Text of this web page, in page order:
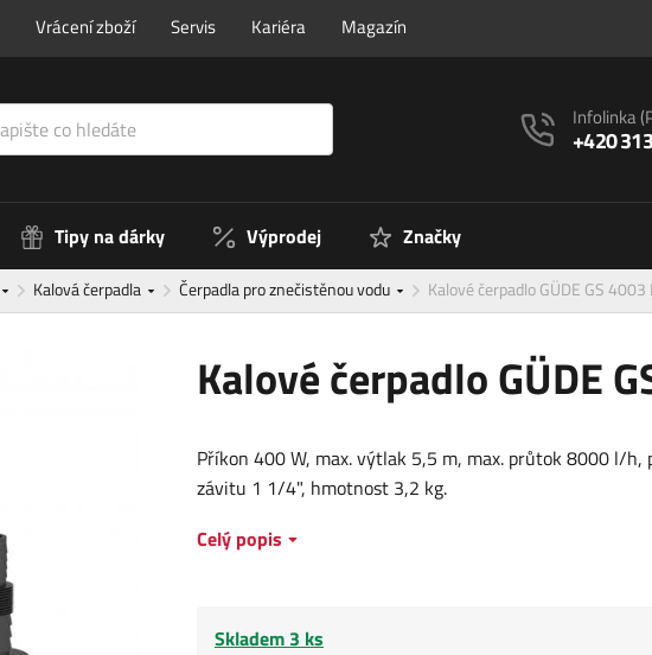
Vrácení zboží Servis Kariéra Magazín
Infolinka
+420
Tipy na dárky Výprodej Značky
Kalová čerpadla Čerpadla pro znečistěnou vodu Kalové čerpadlo GÜDE GS
Kalové čerpadlo GÜDE
Příkon 400 W, max. výtlak 5,5 m, max. průtok 8000 l/h,
závitu 1 1/4", hmotnost 3,2 kg.
Celý popis
Skladem 3 ks